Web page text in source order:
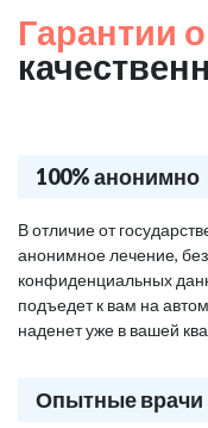
Гарантии
100% анонимно
В отличие от
анонимное лечение,
конфиденциальных
подъедет к вам на
наденет уже в вашей
Опытные врачи